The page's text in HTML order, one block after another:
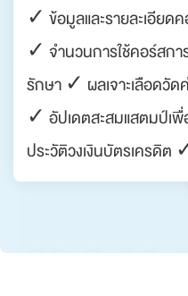
✓ ข้อมูลและรายละเอียด
✓ จำนวนการใช้คอร์สก
รักษา ✓ ผลเจาะเลือดวัด
✓ อัปเดตสะสมแสตมป์เ
ประวัติวงเงินบัตรเครดิต